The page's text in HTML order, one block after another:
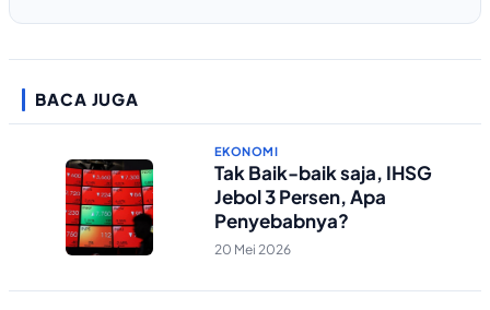
BACA JUGA
EKONOMI
Tak Baik-baik saja, IHSG
Jebol 3 Persen, Apa
Penyebabnya?
20 Mei 2026